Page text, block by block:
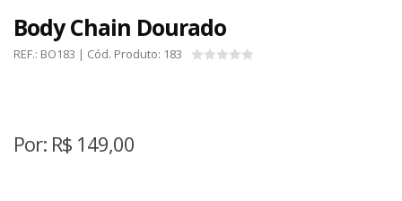
Body Chain Dourado
REF.: BO183 | Cód. Produto: 183
Por: R$ 149,00